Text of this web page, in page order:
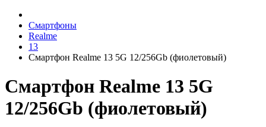
Смартфоны
Realme
13
Смартфон Realme 13 5G 12/256Gb (фиолетовый)
Смартфон Realme 13 5G
12/256Gb (фиолетовый)